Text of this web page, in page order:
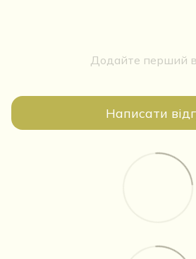
Додайте перший
Написати